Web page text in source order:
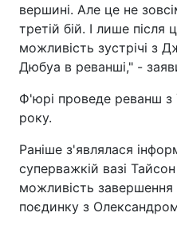
вершині. Але це не
третій бій. І лише
можливість зустрічі з
Дюбуа в реванші," -
Ф'юрі проведе реванш з
року.
Раніше з'являлася
суперважкій вазі
можливість завершення
поєдинку з